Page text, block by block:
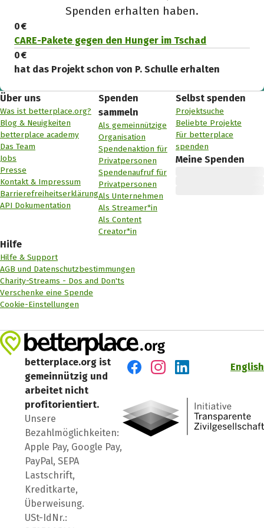
Spenden erhalten haben.
0 €
CARE-Pakete gegen den Hunger im Tschad
0 €
hat das Projekt schon von P. Schulle erhalten
Über uns
Was ist betterplace.org?
Blog & Neuigkeiten
betterplace academy
Das Team
Jobs
Presse
Kontakt & Impressum
Barrierefreiheitserklärung
API Dokumentation
Spenden
sammeln
Als gemeinnützige
Organisation
Spendenaktion für
Privatpersonen
Spendenaufruf für
Privatpersonen
Als Unternehmen
Als Streamer*in
Als Content
Creator*in
Selbst spenden
Projektsuche
Beliebte Projekte
Für betterplace
spenden
Meine Spenden
Hilfe
Hilfe & Support
AGB und Datenschutzbestimmungen
Charity-Streams - Dos and Don'ts
Verschenke eine Spende
Cookie-Einstellungen
betterplace.org ist
gemeinnützig und
arbeitet nicht
profitorientiert.
Unsere
Bezahlmöglichkeiten:
Apple Pay, Google Pay,
PayPal, SEPA
Lastschrift,
Kreditkarte,
Überweisung.
USt-IdNr.:
English